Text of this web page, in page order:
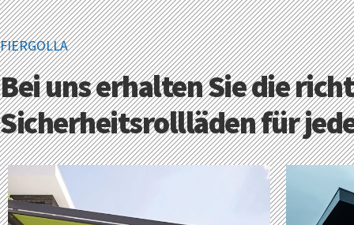
FIERGOLLA
Bei uns erhalten Sie die
Sicherheitsrollläden für